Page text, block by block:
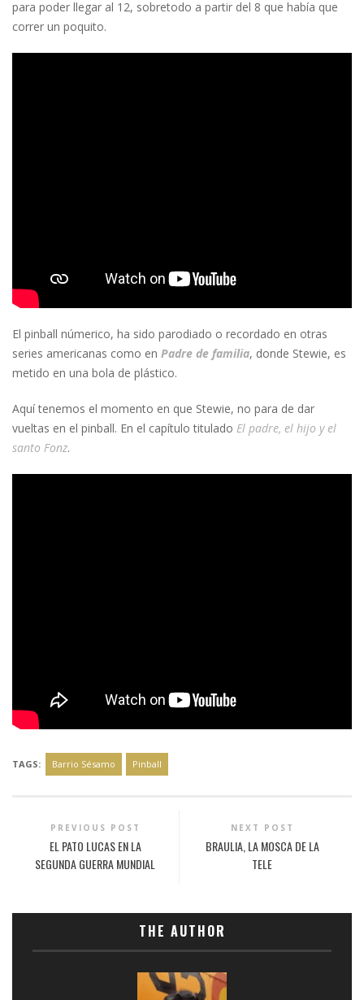
para poder llegar al 12, sobretodo a partir del 8 que había que
correr un poquito.
El pinball númerico, ha sido parodiado o recordado en otras
series americanas como en Padre de familia, donde Stewie, es
metido en una bola de plástico.
Aquí tenemos el momento en que Stewie, no para de dar
vueltas en el pinball. En el capítulo titulado El padre, el hijo y el
santo Fonz.
TAGS: Barrio Sésamo Pinball
PREVIOUS POST
EL PATO LUCAS EN LA
SEGUNDA GUERRA MUNDIAL
NEXT POST
BRAULIA, LA MOSCA DE LA
TELE
THE AUTHOR